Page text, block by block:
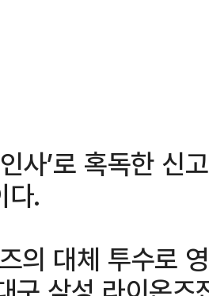
사’로 혹독한 신
다.
의 대체 투수로